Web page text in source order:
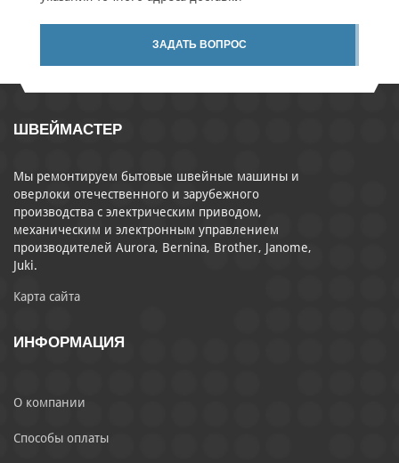
ЗАДАТЬ ВОПРОС
ШВЕЙМАСТЕР
Мы ремонтируем бытовые швейные машины и
оверлоки отечественного и зарубежного
производства с электрическим приводом,
механическим и электронным управлением
производителей Aurora, Bernina, Brother, Janome,
Juki.
Карта сайта
ИНФОРМАЦИЯ
О компании
Способы оплаты